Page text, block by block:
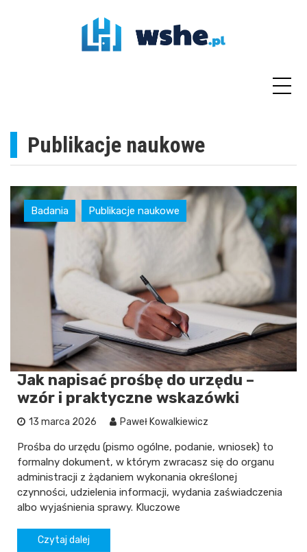
Publikacje naukowe
Badania Publikacje naukowe
Jak napisać prośbę do urzędu –
wzór i praktyczne wskazówki
13 marca 2026 Paweł Kowalkiewicz
Prośba do urzędu (pismo ogólne, podanie, wniosek) to
formalny dokument, w którym zwracasz się do organu
administracji z żądaniem wykonania określonej
czynności, udzielenia informacji, wydania zaświadczenia
albo wyjaśnienia sprawy. Kluczowe
Czytaj dalej